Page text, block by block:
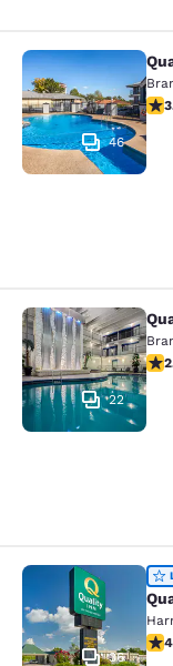
Quality Inn
46
Quality Inn
22
Quality
36